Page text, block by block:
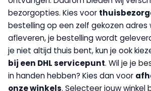
bezorgopties. Kies voor
bestelling op een zelf gekozen adres
afleveren, je bestelling wordt
je niet altijd thuis bent, kun je ook
bij een DHL servicepunt. Wil je je
in handen hebben? Kies dan voor
onze winkels. Selecteer jouw winkel